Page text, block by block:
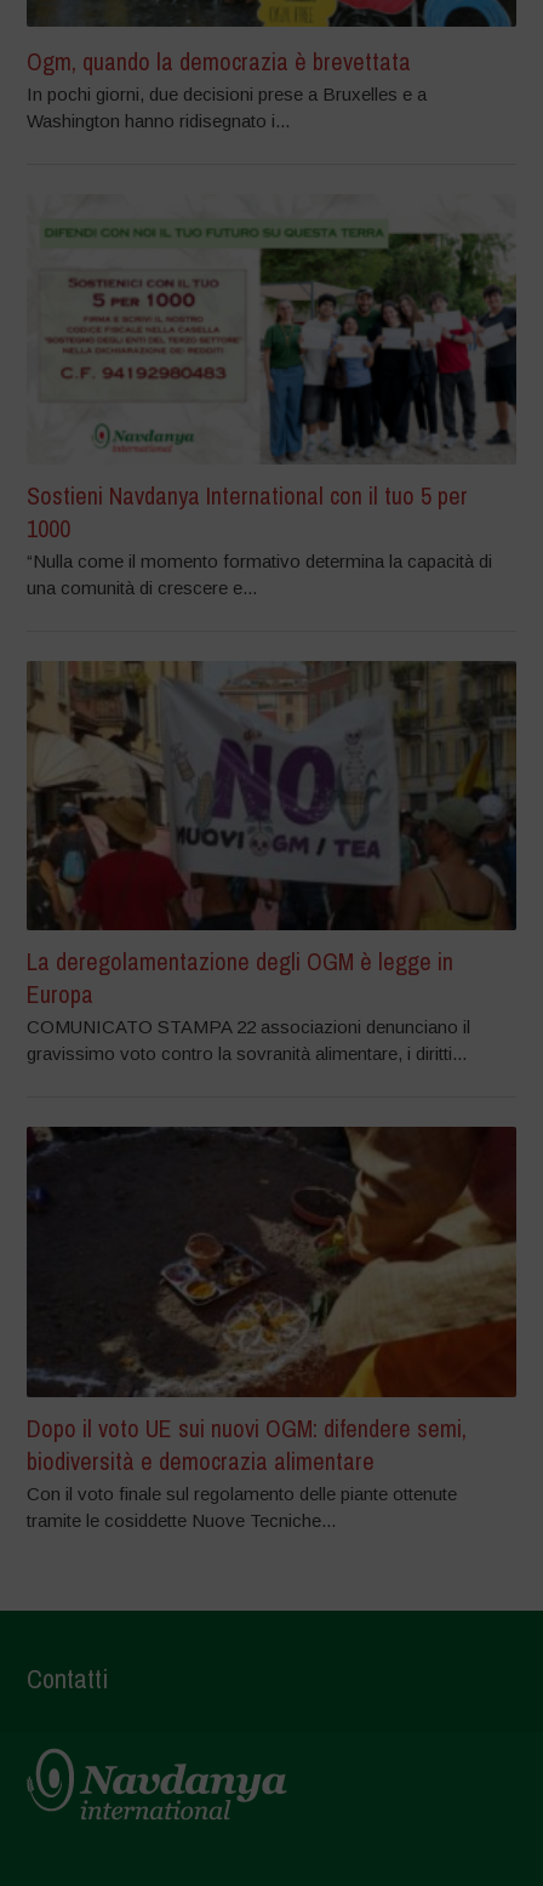
Ogm, quando la democrazia è brevettata
In pochi giorni, due decisioni prese a Bruxelles e a
Washington hanno ridisegnato i...
Sostieni Navdanya International con il tuo 5 per
1000
“Nulla come il momento formativo determina la capacità di
una comunità di crescere e...
La deregolamentazione degli OGM è legge in
Europa
COMUNICATO STAMPA 22 associazioni denunciano il
gravissimo voto contro la sovranità alimentare, i diritti...
Dopo il voto UE sui nuovi OGM: difendere semi,
biodiversità e democrazia alimentare
Con il voto finale sul regolamento delle piante ottenute
tramite le cosiddette Nuove Tecniche...
Contatti